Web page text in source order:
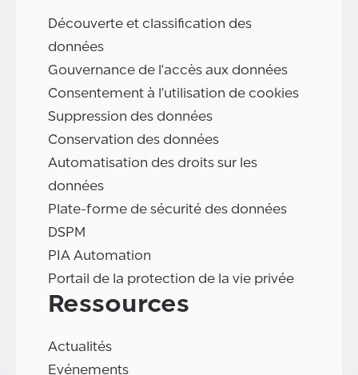
Découverte et classification des
données
Gouvernance de l'accès aux données
Consentement à l'utilisation de cookies
Suppression des données
Conservation des données
Automatisation des droits sur les
données
Plate-forme de sécurité des données
DSPM
PIA Automation
Portail de la protection de la vie privée
Ressources
Actualités
Evénements